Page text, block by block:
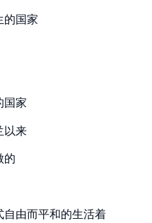
的国家
国家
以来
的
由而平和的生活着